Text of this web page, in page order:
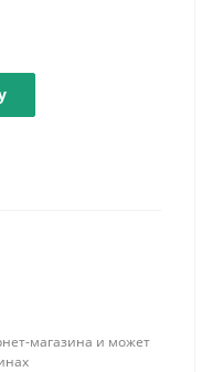
магазина и может